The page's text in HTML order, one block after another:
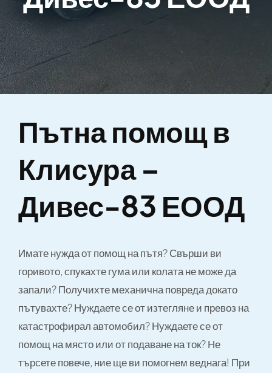
Пътна помощ в
Клисура –
Дивес-83 ЕООД
Имате нужда от помощ на пътя? Свърши ви
горивото, спукахте гума или колата не може да
запали? Получихте механична повреда докато
пътувахте? Нуждаете се от изтегляне и превоз на
катастрофирал автомобил? Нуждаете се от
помощ на място или от подаване на ток? Не
търсете повече, ние ще ви помогнем веднага! При